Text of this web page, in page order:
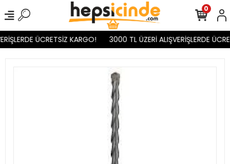
ÜCRETSİZ KARGO! 3000 TL ÜZERİ ALIŞVERİŞLERDE
0